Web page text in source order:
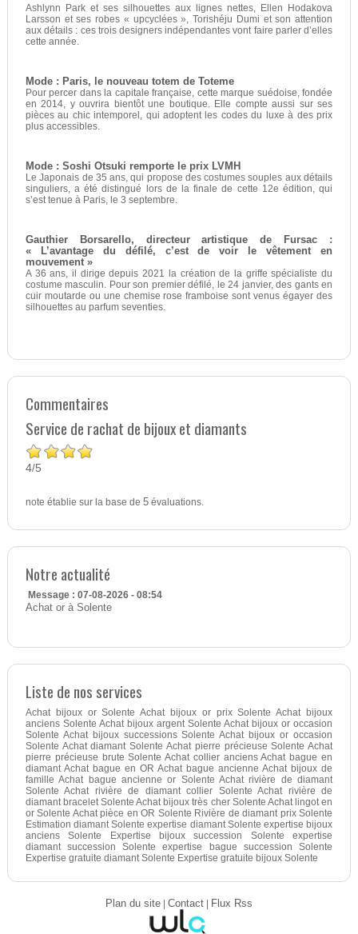
Ashlynn Park et ses silhouettes aux lignes nettes, Ellen Hodakova
Larsson et ses robes « upcyclées », Torishéju Dumi et son attention
aux détails : ces trois designers indépendantes vont faire parler d’elles
cette année.
Mode : Paris, le nouveau totem de Toteme
Pour percer dans la capitale française, cette marque suédoise, fondée
en 2014, y ouvrira bientôt une boutique. Elle compte aussi sur ses
pièces au chic intemporel, qui adoptent les codes du luxe à des prix
plus accessibles.
Mode : Soshi Otsuki remporte le prix LVMH
Le Japonais de 35 ans, qui propose des costumes souples aux détails
singuliers, a été distingué lors de la finale de cette 12e édition, qui
s’est tenue à Paris, le 3 septembre.
Gauthier Borsarello, directeur artistique de Fursac :
« L’avantage du défilé, c’est de voir le vêtement en
mouvement »
A 36 ans, il dirige depuis 2021 la création de la griffe spécialiste du
costume masculin. Pour son premier défilé, le 24 janvier, des gants en
cuir moutarde ou une chemise rose framboise sont venus égayer des
silhouettes au parfum seventies.
Commentaires
Service de rachat de bijoux et diamants
4/5
note établie sur la base de 5évaluations.
Notre actualité
Message : 07-08-2026 - 08:54
Achat or à Solente
Liste de nos services
Achat bijoux or Solente Achat bijoux or prix Solente Achat bijoux
anciens Solente Achat bijoux argent Solente Achat bijoux or occasion
Solente Achat bijoux successions Solente Achat bijoux or occasion
Solente Achat diamant Solente Achat pierre précieuse Solente Achat
pierre précieuse brute Solente Achat collier anciens Achat bague en
diamant Achat bague en OR Achat bague ancienne Achat bijoux de
famille Achat bague ancienne or Solente Achat rivière de diamant
Solente Achat rivière de diamant collier Solente Achat rivière de
diamant bracelet Solente Achat bijoux très cher Solente Achat lingot en
or Solente Achat pièce en OR Solente Rivière de diamant prix Solente
Estimation diamant Solente expertise diamant Solente expertise bijoux
anciens Solente Expertise bijoux succession Solente expertise
diamant succession Solente expertise bague succession Solente
Expertise gratuite diamant Solente Expertise gratuite bijoux Solente
Plan du site| Contact| Flux Rss